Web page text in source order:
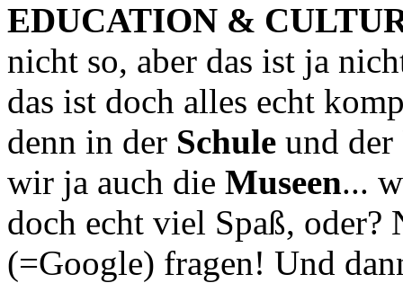
EDUCATION &
nicht so, aber das ist ja
das ist doch alles echt
denn in der Schule und der
wir ja auch die Museen...
doch echt viel Spaß, oder?
(=Google) fragen! Und